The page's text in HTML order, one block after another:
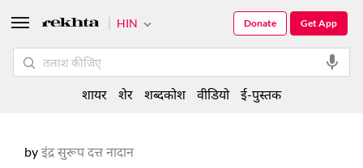
byइंद्र सुरूप दत्त नादान
HIN Get App
Donate
शायर शेर शब्दकोश वीडियो ई-पुस्तक